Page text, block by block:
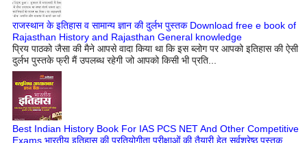
राजस्थान के इतिहास व सामान्य ज्ञान की दुर्लभ पुस्तक Download free e book of
Rajasthan History and Rajasthan General knowledge
प्रिय पाठको जैसा की मैने आपसे वादा किया था कि इस ब्लोग पर आपको इतिहास की ऐसी
दुर्लभ पुस्तके फ्री मैं उपलब्ध रहेगी जो आपको किसी भी प्रति...
Best Indian History Book For IAS PCS NET And Other Competitive
Exams भारतीय इतिहास की प्रतियोगीता परीक्षाओं की तैयारी हेतु सर्वश्रेष्ठ पुस्तक